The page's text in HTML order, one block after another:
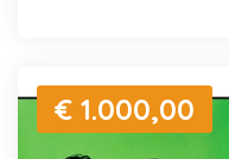
€ 1.000,00